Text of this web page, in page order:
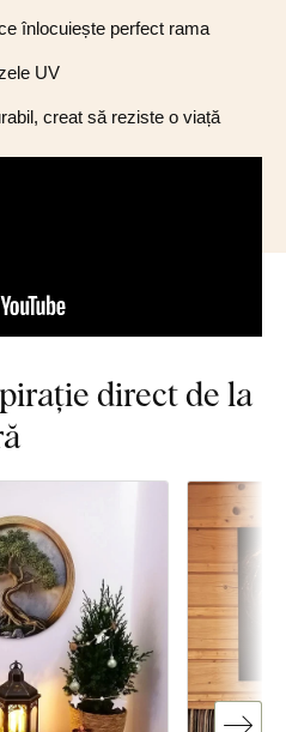
înlocuiește perfect rama
UV
creat să reziste o viață
direct de la